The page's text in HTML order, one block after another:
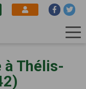
à Thélis-